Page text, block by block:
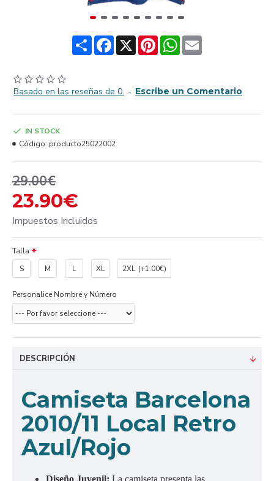
ShareFacebook
X PinterestWhatsApp
Email
Basado en las reseñas de 0. - Escribe un Comentario
23.90€
29.00€
Impuestos Incluidos
IN STOCK
Código: producto25022002
Talla
S
M L XL 2XL (+1.00€)
Personalice Nombre y Número
DESCRIPCIÓN
Camiseta Barcelona
2010/11 Local Retro
Azul/Rojo
Diseño Juvenil: La camiseta presenta las